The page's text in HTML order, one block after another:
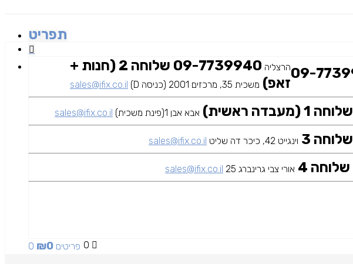
תפריט
הרצליה
09-7739940 שלוחה 2 (חנות +
זאפ) משכית 35, מרכזים 2001 (כניסה D) sales@ifix.co.il
אבא אבן 1(פינת משכית) sales@ifix.co.il
וינגייט 42, כיכר דה שליט sales@ifix.co.il
אורי צבי גרינברג 25 sales@ifix.co.il
0 0 פריטים ₪0